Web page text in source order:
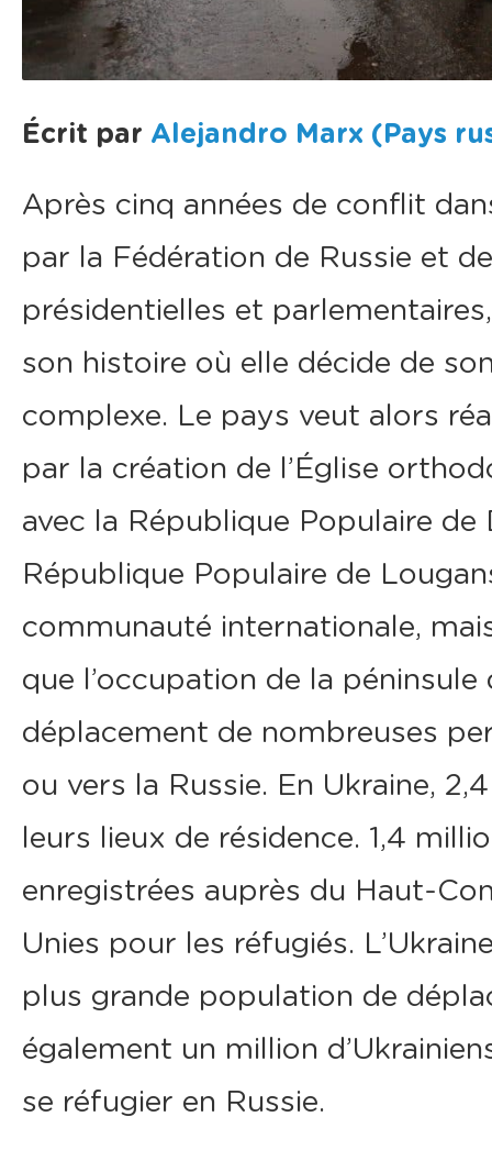
Écrit par Alejandro Marx (Pays
Après cinq années de conflit
par la Fédération de Russie et
présidentielles et
son histoire où elle décide de
complexe. Le pays veut alors
par la création de l’Église
avec la République Populaire de
République Populaire de
communauté internationale,
que l’occupation de la
déplacement de nombreuses
ou vers la Russie. En Ukraine,
leurs lieux de résidence. 1,4
enregistrées auprès du Haut-
Unies pour les réfugiés.
plus grande population de
également un million
se réfugier en Russie.